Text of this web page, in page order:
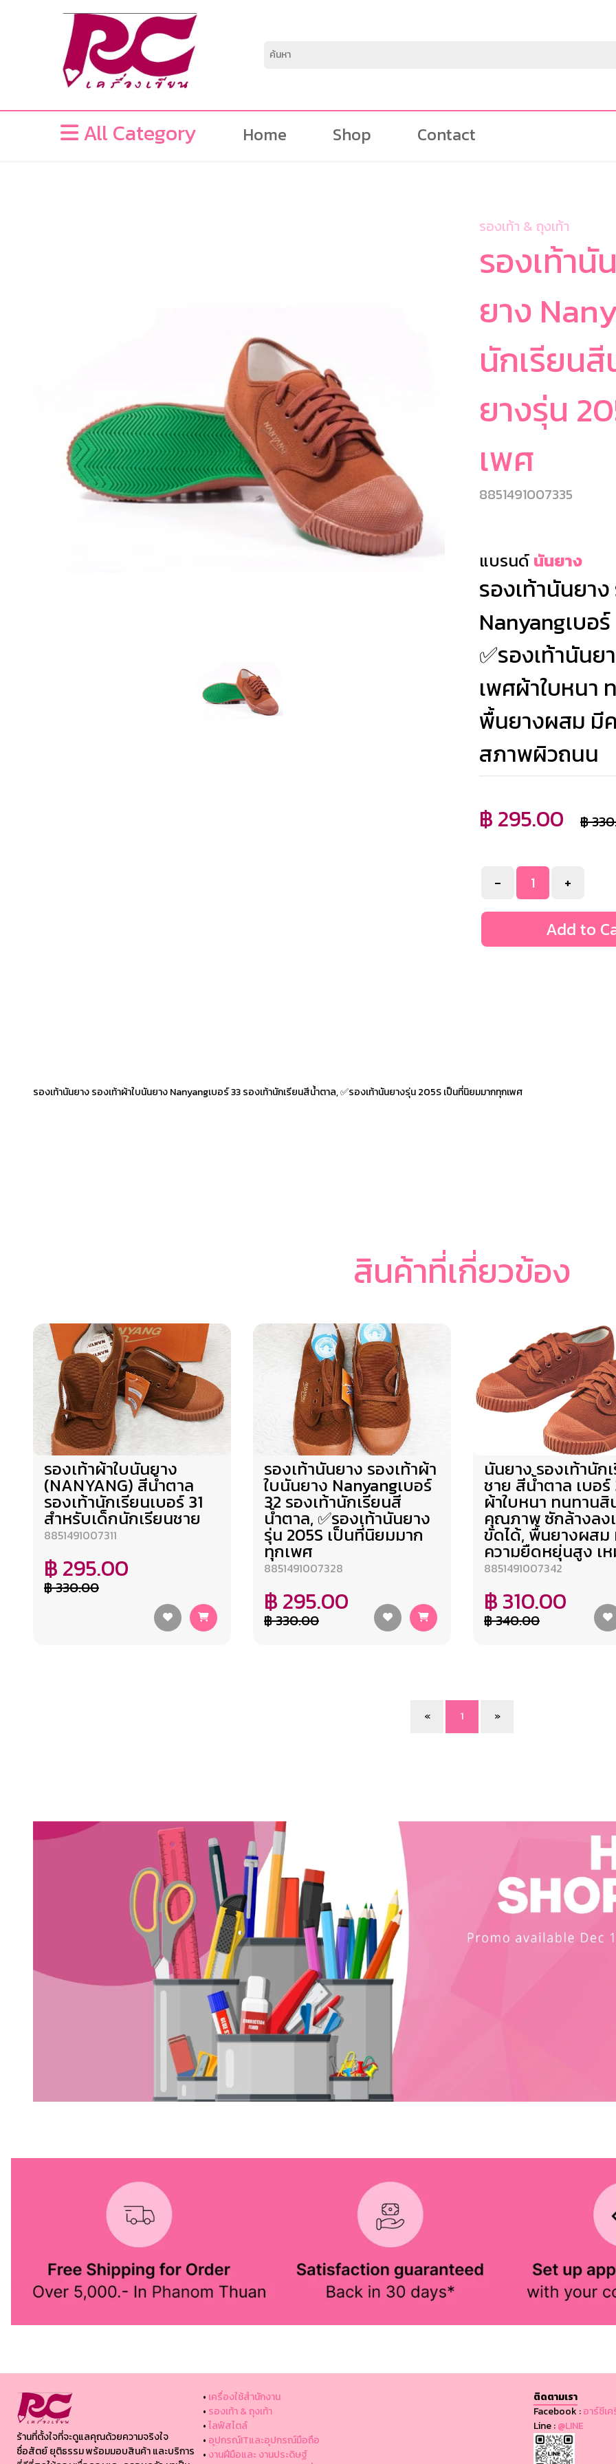
All Category Home Shop Contact
รองเท้า & ถุงเท้า
รองเท้านั
ยาง
นักเรียนสี
ยางรุ่น
เพศ
8851491007335
แบรนด์ นันยาง
รองเท้านันยา
Nanyangเบอ
✅รองเท้านัน
เพศผ้าใบหนา
พื้นยางผสม มี
สภาพผิวถนน
฿ 295.00
฿
- +
Add to
รองเท้านันยาง รองเท้าผ้าใบนันยาง Nanyangเบอร์ 33 รองเท้านักเรียนสีน้ำตาล, ✅รองเท้านันยางรุ่น 205S เป็นที่นิยมมากทุกเพศ
สินค้าที่เกี่ยวข้อง
รองเท้าผ้าใบนันยาง
(NANYANG) สีน้ำตาล
รองเท้านักเรียนเบอร์ 31
สำหรับเด็กนักเรียนชาย
8851491007311
฿ 295.00
฿ 330.00
รองเท้านันยาง รองเท้าผ้า
ใบนันยาง Nanyangเบอร์
32 รองเท้านักเรียนสี
น้ำตาล, ✅รองเท้านันยาง
รุ่น 205S เป็นที่นิยมมาก
ทุกเพศ
8851491007328
฿ 295.00
฿ 330.00
นันยาง รองเท้านัก
ชาย สีน้ำตาล เบอร์
ผ้าใบหนา ทนทาน
คุณภาพ ซักล้างลง
ขัดได้, พื้นยางผสม
ความยืดหยุ่นสูง เ
8851491007342
฿ 310.00
฿ 340.00
« 1 »
ร้านที่ตั้งใจที่จะดูแลคุณด้วยความจริงใจ
ซื่อสัตย์ ยุติธรรม พร้อมมอบสินค้า และบริการ
• เครื่องใช้สำนักงาน
• รองเท้า & ถุงเท้า
•ไลฟ์สไตล์
• อุปกรณ์ITและอุปกรณ์มือถือ
•งานฝีมือและ งานประดิษฐ์
ติดตามเรา
Facebook :อาร์ซีเ
Line :@LINE